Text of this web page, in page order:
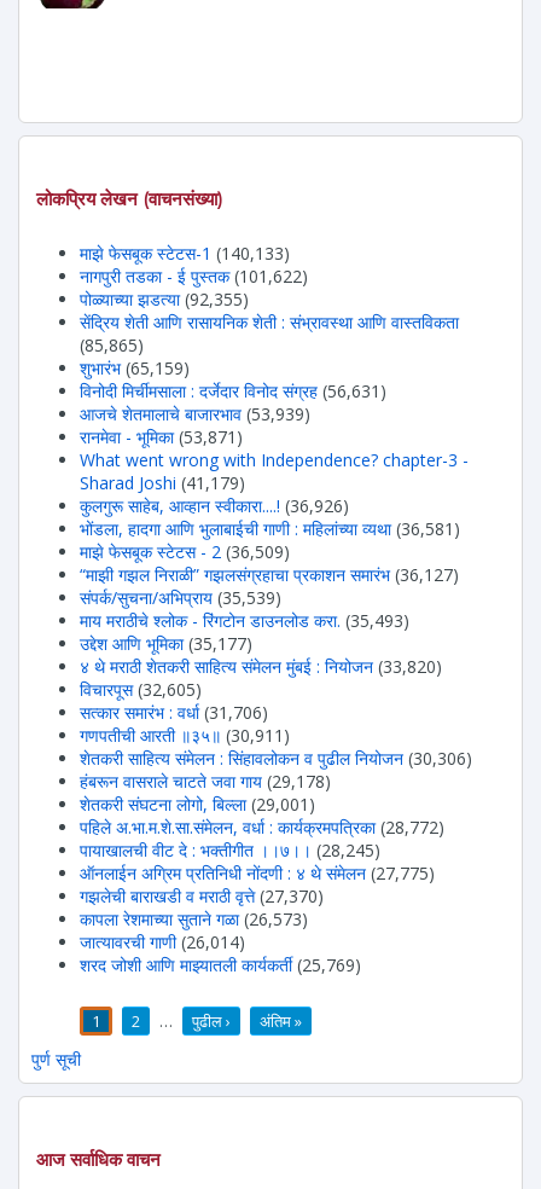
लोकप्रिय लेखन (वाचनसंख्या)
माझे फेसबूक स्टेटस-1 (140,133)
नागपुरी तडका - ई पुस्तक (101,622)
पोळ्याच्या झडत्या (92,355)
सेंद्रिय शेती आणि रासायनिक शेती : संभ्रावस्था आणि वास्तविकता
(85,865)
शुभारंभ (65,159)
विनोदी मिर्चीमसाला : दर्जेदार विनोद संग्रह (56,631)
आजचे शेतमालाचे बाजारभाव (53,939)
रानमेवा - भूमिका (53,871)
What went wrong with Independence? chapter-3 -
Sharad Joshi (41,179)
कुलगुरू साहेब, आव्हान स्वीकारा....! (36,926)
भोंडला, हादगा आणि भुलाबाईची गाणी : महिलांच्या व्यथा (36,581)
माझे फेसबूक स्टेटस - 2 (36,509)
“माझी गझल निराळी” गझलसंग्रहाचा प्रकाशन समारंभ (36,127)
संपर्क/सुचना/अभिप्राय (35,539)
माय मराठीचे श्लोक - रिंगटोन डाउनलोड करा. (35,493)
उद्देश आणि भूमिका (35,177)
४ थे मराठी शेतकरी साहित्य संमेलन मुंबई : नियोजन (33,820)
विचारपूस (32,605)
सत्कार समारंभ : वर्धा (31,706)
गणपतीची आरती ॥३५॥ (30,911)
शेतकरी साहित्य संमेलन : सिंहावलोकन व पुढील नियोजन (30,306)
हंबरून वासराले चाटते जवा गाय (29,178)
शेतकरी संघटना लोगो, बिल्ला (29,001)
पहिले अ.भा.म.शे.सा.संमेलन, वर्धा : कार्यक्रमपत्रिका (28,772)
पायाखालची वीट दे : भक्तीगीत ।।७।। (28,245)
ऑनलाईन अग्रिम प्रतिनिधी नोंदणी : ४ थे संमेलन (27,775)
गझलेची बाराखडी व मराठी वृत्ते (27,370)
कापला रेशमाच्या सुताने गळा (26,573)
जात्यावरची गाणी (26,014)
शरद जोशी आणि माझ्यातली कार्यकर्ती (25,769)
1 2 … पुढील › अंतिम »
पुर्ण सूची
आज सर्वाधिक वाचन